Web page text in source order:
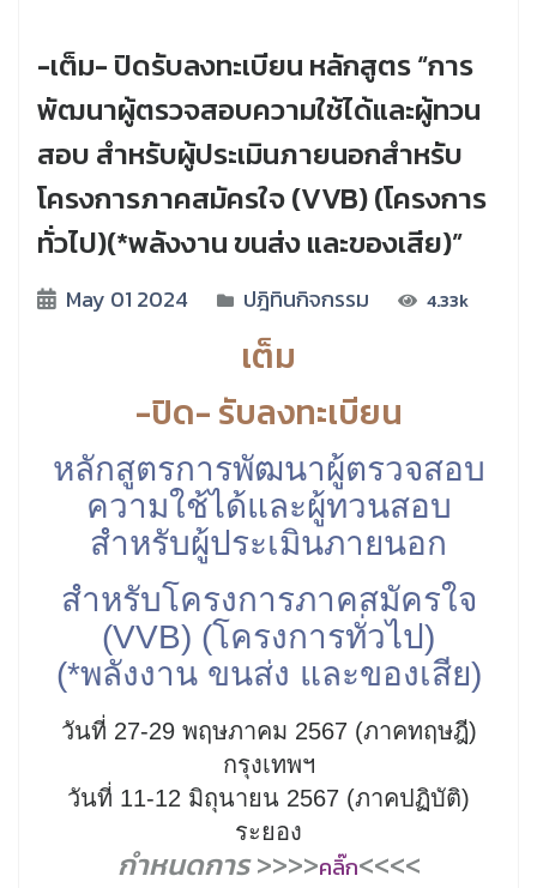
-เต็ม- ปิดรับลงทะเบียน หลักสูตร “การ
พัฒนาผู้ตรวจสอบความใช้ได้และผู้ทวน
สอบ สำหรับผู้ประเมินภายนอกสำหรับ
โครงการภาคสมัครใจ (VVB) (โครงการ
ทั่วไป)(*พลังงาน ขนส่ง และของเสีย)”
May 01 2024 ปฎิทินกิจกรรม 4.33k
เต็ม
-ปิด- รับลงทะเบียน
หลักสูตรการพัฒนาผู้ตรวจสอบ
ความใช้ได้และผู้ทวนสอบ
สำหรับผู้ประเมินภายนอก
สำหรับโครงการภาคสมัครใจ
(VVB) (โครงการทั่วไป)
(*พลังงาน ขนส่ง และของเสีย)
วันที่ 27-29 พฤษภาคม 2567 (ภาคทฤษฎี)
กรุงเทพฯ
วันที่ 11-12 มิถุนายน 2567 (ภาคปฏิบัติ)
ระยอง
กำหนดการ>>>>คลิ๊ก<<<<